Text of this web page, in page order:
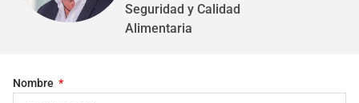
Seguridad y Calidad
Alimentaria
Nombre